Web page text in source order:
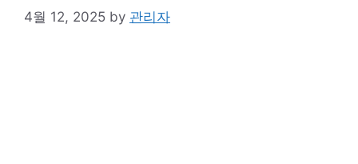
4월 12, 2025 by 관리자